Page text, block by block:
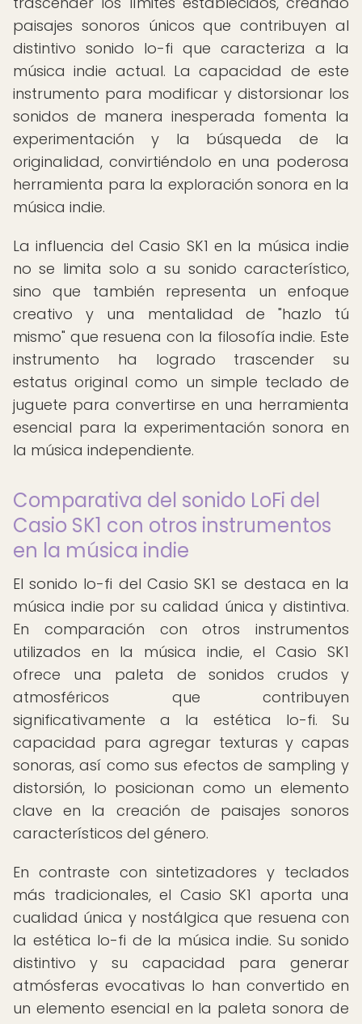
paisajes sonoros únicos que contribuyen al
distintivo sonido lo-fi que caracteriza a la
música indie actual. La capacidad de este
instrumento para modificar y distorsionar los
sonidos de manera inesperada fomenta la
experimentación y la búsqueda de la
originalidad, convirtiéndolo en una poderosa
herramienta para la exploración sonora en la
música indie.
La influencia del Casio SK1 en la música indie
no se limita solo a su sonido característico,
sino que también representa un enfoque
creativo y una mentalidad de "hazlo tú
mismo" que resuena con la filosofía indie. Este
instrumento ha logrado trascender su
estatus original como un simple teclado de
juguete para convertirse en una herramienta
esencial para la experimentación sonora en
la música independiente.
Comparativa del sonido LoFi del
Casio SK1 con otros instrumentos
en la música indie
El sonido lo-fi del Casio SK1 se destaca en la
música indie por su calidad única y distintiva.
En comparación con otros instrumentos
utilizados en la música indie, el Casio SK1
ofrece una paleta de sonidos crudos y
atmosféricos que contribuyen
significativamente a la estética lo-fi. Su
capacidad para agregar texturas y capas
sonoras, así como sus efectos de sampling y
distorsión, lo posicionan como un elemento
clave en la creación de paisajes sonoros
característicos del género.
En contraste con sintetizadores y teclados
más tradicionales, el Casio SK1 aporta una
cualidad única y nostálgica que resuena con
la estética lo-fi de la música indie. Su sonido
distintivo y su capacidad para generar
atmósferas evocativas lo han convertido en
un elemento esencial en la paleta sonora de